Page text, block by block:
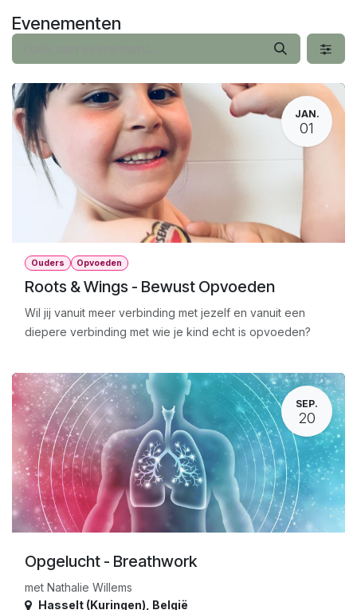
Evenementen
JAN.
01
Ouders Opvoeden
Roots & Wings - Bewust Opvoeden
Wil jij vanuit meer verbinding met jezelf en vanuit een
diepere verbinding met wie je kind echt is opvoeden?
SEP.
20
Opgelucht - Breathwork
met Nathalie Willems
Hasselt (Kuringen) België